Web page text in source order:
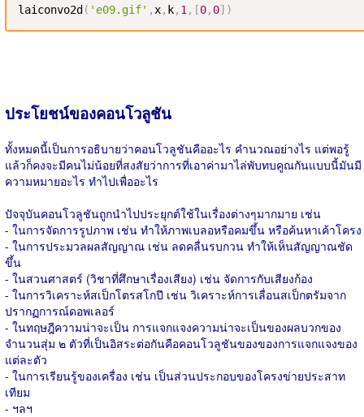
laiconvo2d ( 'e09.gif' , x, k, 1 , [0, 0] )
ประโยชน์ของคอนโวลูชัน
ทั้งหมดนี้เป็นการอธิบายว่าคอนโวลูชันคืออะไร คำนวณอย่างไร แต่พอรู้
แล้วก็คงจะมีคนไม่น้อยที่สงสัยว่าการที่เอาค่ามาไล่พับทบคูณกันแบบนี้มันมี
ความหมายอะไร ทำไปเพื่ออะไร
ปัจจุบันคอนโวลูชันถูกนำไปประยุกต์ใช้ในเรื่องต่างๆมากมาย เช่น
- ในการจัดการรูปภาพ เช่น ทำให้ภาพเบลอหรือคมขึ้น หรือค้นหาเค้าโครง
- ในการประมวลผลสัญญาณ เช่น ลดคลื่นรบกวน ทำให้เห็นสัญญาณชัด
ขึ้น
- ในสวนศาสตร์ (วิชาที่ศึกษาเรื่องเสียง) เช่น จัดการกับเสียงก้อง
- ในการวิเคราะห์สเป็กโตรสโกปี เช่น วิเคราะห์การเลื่อนสเป็กตรัมจาก
ปรากฏการณ์ดอพเลอร์
- ในทฤษฎีความน่าจะเป็น การแจกแจงความน่าจะเป็นของผลบวกของ
จำนวนสุ่ม ๒ ตัวที่เป็นอิสระต่อกันคือคอนโวลูชันของของการแจกแจงของ
แต่ละตัว
- ในการเรียนรู้ของเครื่อง เช่น เป็นส่วนประกอบของโครงข่ายประสาท
เทียม
- ฯลฯ